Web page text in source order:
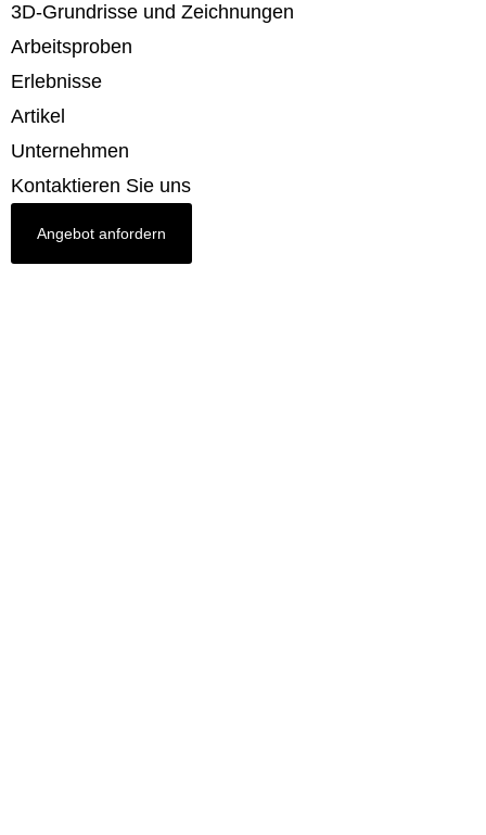
3D-Grundrisse und Zeichnungen
Arbeitsproben
Erlebnisse
Artikel
Unternehmen
Kontaktieren Sie uns
Angebot anfordern